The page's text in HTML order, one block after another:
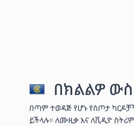
በክልልዎ
በጣም ተወዳጅ የሆኑ የስጦታ
ይችላሉ። ለሙዚቃ እና ለቪዲዮ